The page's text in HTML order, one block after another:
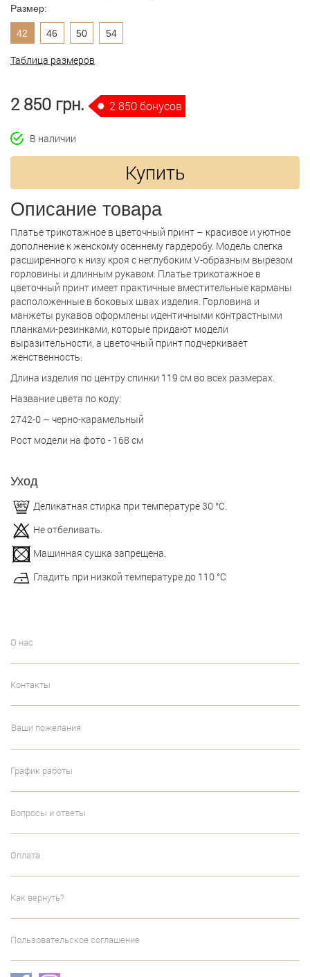
Размер:
42 46 50 54
Таблица размеров
2 850 грн. 2 850 бонусов
В наличии
Купить
Описание товара
Платье трикотажное в цветочный принт – красивое и уютное
дополнение к женскому осеннему гардеробу. Модель слегка
расширенного к низу кроя с неглубоким V-образным вырезом
горловины и длинным рукавом. Платье трикотажное в
цветочный принт имеет практичные вместительные карманы
расположенные в боковых швах изделия. Горловина и
манжеты рукавов оформлены идентичными контрастными
планками-резинками, которые придают модели
выразительности, а цветочный принт подчеркивает
женственность.
Длина изделия по центру спинки 119 см во всех размерах.
Название цвета по коду:
2742-0 – черно-карамельный
Рост модели на фото - 168 см
Уход
Деликатная стирка при температуре 30 °С.
Не отбеливать.
Машинная сушка запрещена.
Гладить при низкой температуре до 110 °С
О нас
Контакты
Ваши пожелания
График работы
Вопросы и ответы
Оплата
Как вернуть?
Пользовательское соглашение